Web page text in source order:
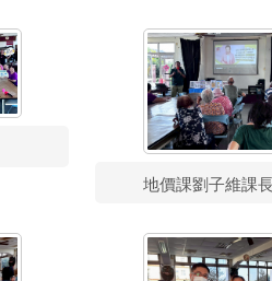
地價課劉子維課